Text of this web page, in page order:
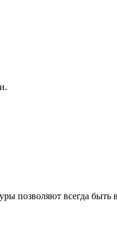
позволяют всегда быть